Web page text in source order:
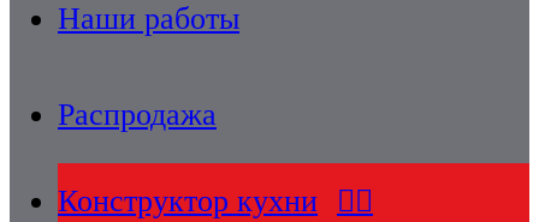
Наши работы
Распродажа
Конструктор кухни